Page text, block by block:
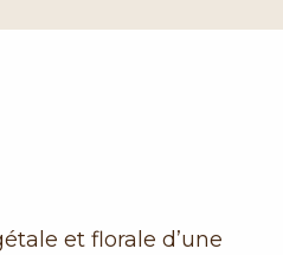
et florale d’une